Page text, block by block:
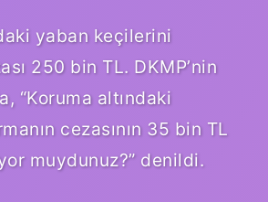
yaban keçilerini
250 bin TL. DKMP’nin
“Koruma altındaki
cezasının 35 bin TL
muydunuz?” denildi.